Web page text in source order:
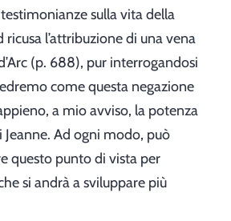
sulla vita della
ricusa l’attribuzione di una vena
(p. 688), pur interrogandosi
come questa negazione
a mio avviso, la potenza
Jeanne. Ad ogni modo, può
questo punto di vista per
si andrà a sviluppare più